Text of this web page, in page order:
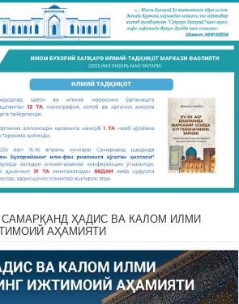
САМАРҚАНД ҲАДИС ВА КАЛОМ ИЛМИ
АҲАМИЯТИ